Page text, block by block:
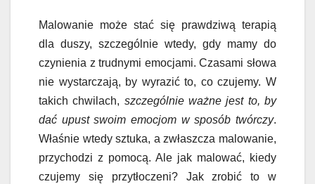
Malowanie może stać się prawdziwą terapią
dla duszy, szczególnie wtedy, gdy mamy do
czynienia z trudnymi emocjami. Czasami słowa
nie wystarczają, by wyrazić to, co czujemy. W
takich chwilach, szczególnie ważne jest to, by
dać upust swoim emocjom w sposób twórczy.
Właśnie wtedy sztuka, a zwłaszcza malowanie,
przychodzi z pomocą. Ale jak malować, kiedy
czujemy się przytłoczeni? Jak zrobić to w